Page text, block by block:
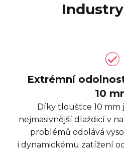
Extrémní
10
Díky tloušťce 10 mm
nejmasivnější dlaždicí v
problémů odolává
i dynamickému zatížení